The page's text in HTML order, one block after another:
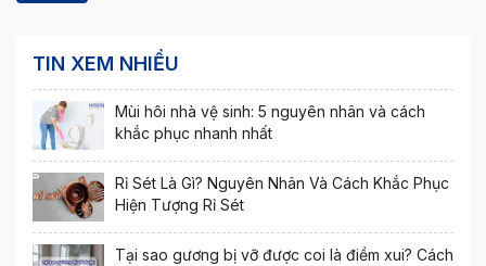
TIN XEM NHIỀU
Mùi hôi nhà vệ sinh: 5 nguyên nhân và cách
khắc phục nhanh nhất
Rỉ Sét Là Gì? Nguyên Nhân Và Cách Khắc Phục
Hiện Tượng Rỉ Sét
Tại sao gương bị vỡ được coi là điềm xui? Cách